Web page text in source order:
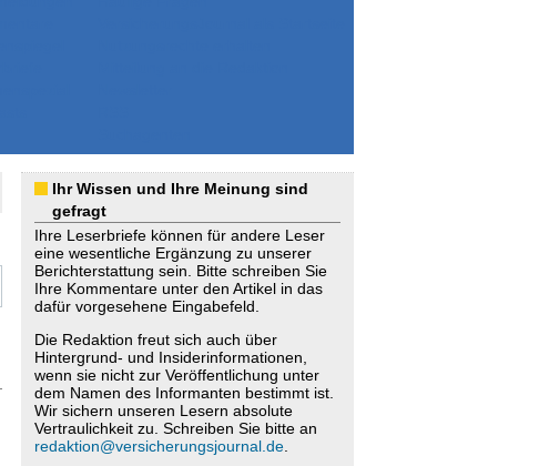
Ihr Wissen und Ihre Meinung sind
gefragt
Ihre Leserbriefe können für andere Leser
eine wesentliche Ergänzung zu unserer
Berichterstattung sein. Bitte schreiben Sie
Ihre Kommentare unter den Artikel in das
dafür vorgesehene Eingabefeld.
Die Redaktion freut sich auch über
Hintergrund- und Insiderinformationen,
wenn sie nicht zur Veröffentlichung unter
dem Namen des Informanten bestimmt ist.
Wir sichern unseren Lesern absolute
Vertraulichkeit zu. Schreiben Sie bitte an
redaktion@versicherungsjournal.de.